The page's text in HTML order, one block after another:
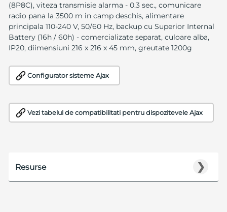
(8P8C), viteza transmisie alarma - 0.3 sec., comunicare
radio pana la 3500 m in camp deschis, alimentare
principala 110-240 V, 50/60 Hz, backup cu Superior Internal
Battery (16h / 60h) - comercializate separat, culoare alba,
IP20, diimensiuni 216 x 216 x 45 mm, greutate 1200g
Configurator sisteme Ajax
Vezi tabelul de compatibilitati pentru dispozitevele Ajax
❯
Resurse